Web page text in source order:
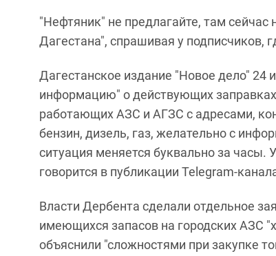
"Нефтяник" не предлагайте, там сейчас
Дагестана", спрашивая у подписчиков,
Дагестанское издание "Новое дело"
информацию" о действующих
работающих АЗС и АГЗС с адресами,
бензин, дизель, газ, желательно с
ситуация меняется буквально за часы.
говорится в публикации Telegram-
Власти Дербента сделали отдельное
имеющихся запасов на городских АЗС
объяснили "сложностями при закупке